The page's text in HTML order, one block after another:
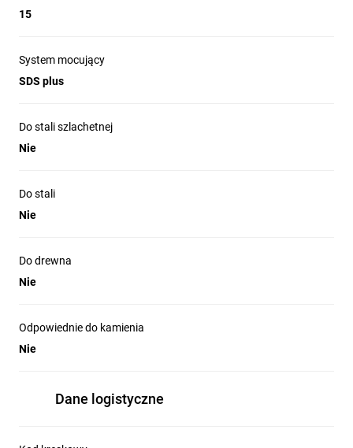
15
System mocujący
SDS plus
Do stali szlachetnej
Nie
Do stali
Nie
Do drewna
Nie
Odpowiednie do kamienia
Nie
Dane logistyczne